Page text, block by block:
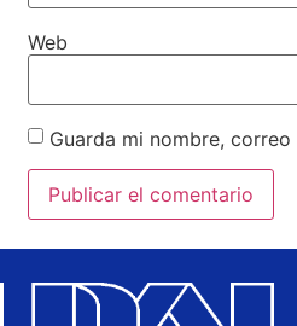
Web
Guarda mi nombre,